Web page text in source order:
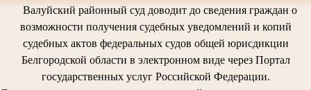
Валуйский районный суд доводит до сведения граждан о
возможности получения судебных уведомлений и копий
судебных актов федеральных судов общей юрисдикции
Белгородской области в электронном виде через Портал
государственных услуг Российской Федерации.